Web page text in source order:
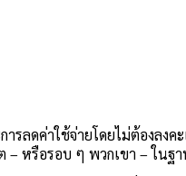
ลดค่าใช้จ่ายโดยไม่ต้องลง
หรือรอบ ๆ พวกเขา – ในฐา